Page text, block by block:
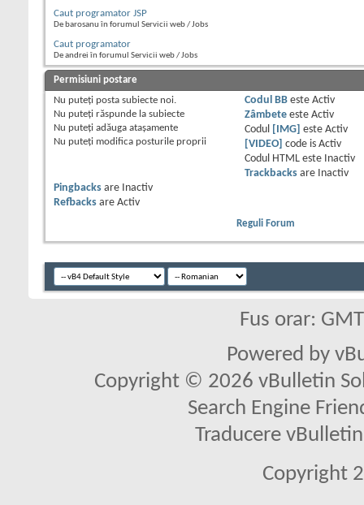
Caut programator JSP
De barosanu în forumul Servicii web / Jobs
Caut programator
De andrei în forumul Servicii web / Jobs
Permisiuni postare
Nu puteţi posta subiecte noi.
Nu puteţi răspunde la subiecte
Nu puteţi adăuga ataşamente
Nu puteţi modifica posturile proprii
Codul BBeste Activ
Zâmbeteeste Activ
Codul
[IMG] este Activ
[VIDEO]
code is Activ
Codul HTML este
Inactiv
Trackbacksare
Inactiv
Pingbacks are
Inactiv
Refbacks are Activ
Reguli Forum
Fus orar:
Powered by
Copyright © 2026 vBulletin
Search Engine
Traducere
Copyright